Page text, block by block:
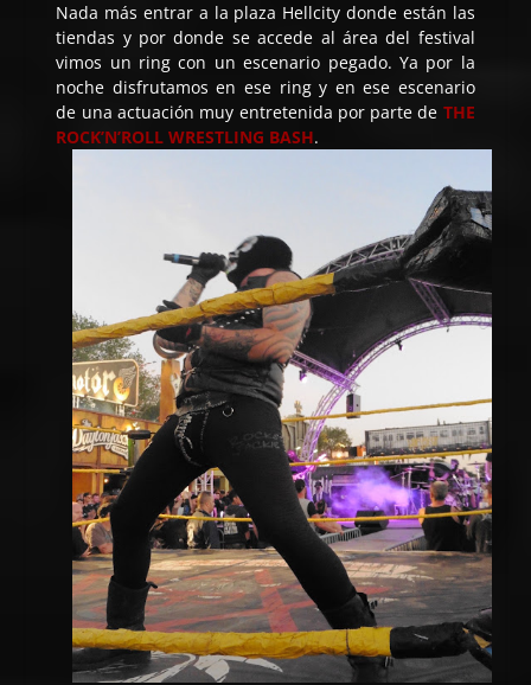
Nada más entrar a la plaza Hellcity donde están las
tiendas y por donde se accede al área del festival
vimos un ring con un escenario pegado. Ya por la
noche disfrutamos en ese ring y en ese escenario
de una actuación muy entretenida por parte de THE
ROCK’N’ROLL WRESTLING BASH.